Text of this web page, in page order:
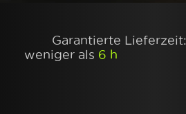
Garantierte Lieferzeit:
weniger als 6 h